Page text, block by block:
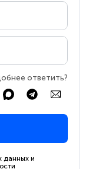
ответить?
данных и